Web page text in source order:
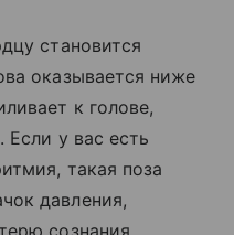
становится
оказывается ниже
к голове,
Если у вас есть
такая поза
давления,